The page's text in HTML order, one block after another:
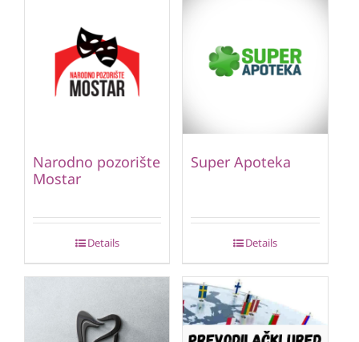
Narodno pozorište
Mostar
Details
Super Apoteka
Details